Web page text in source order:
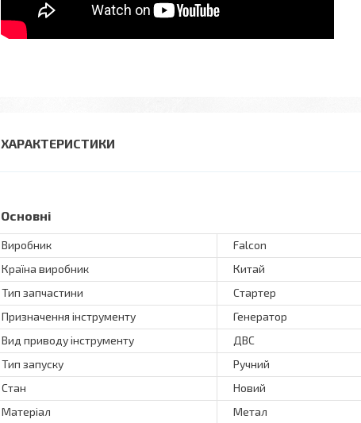
ХАРАКТЕРИСТИКИ
Основні
Виробник
Falcon
Країна виробник
Китай
Тип запчастини
Стартер
Призначення інструменту
Генератор
Вид приводу інструменту
ДВС
Тип запуску
Ручний
Стан
Новий
Матеріал
Метал